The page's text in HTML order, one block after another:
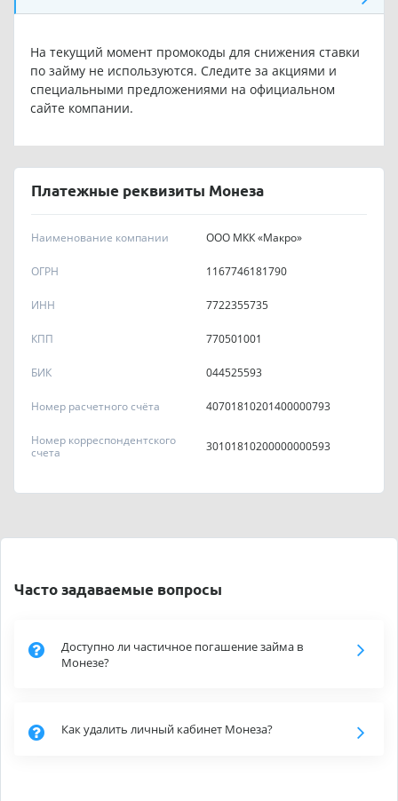
На текущий момент промокоды для снижения ставки
по займу не используются. Следите за акциями и
специальными предложениями на официальном
сайте компании.
Платежные реквизиты Монеза
Наименование компании OOO МКК «Макро»
ОГРН 1167746181790
ИНН 7722355735
КПП 770501001
БИК 044525593
Номер расчетного счёта 40701810201400000793
Номер корреспондентского
счета
30101810200000000593
Часто задаваемые вопросы
Доступно ли частичное погашение займа в
Монезе?
Как удалить личный кабинет Монеза?